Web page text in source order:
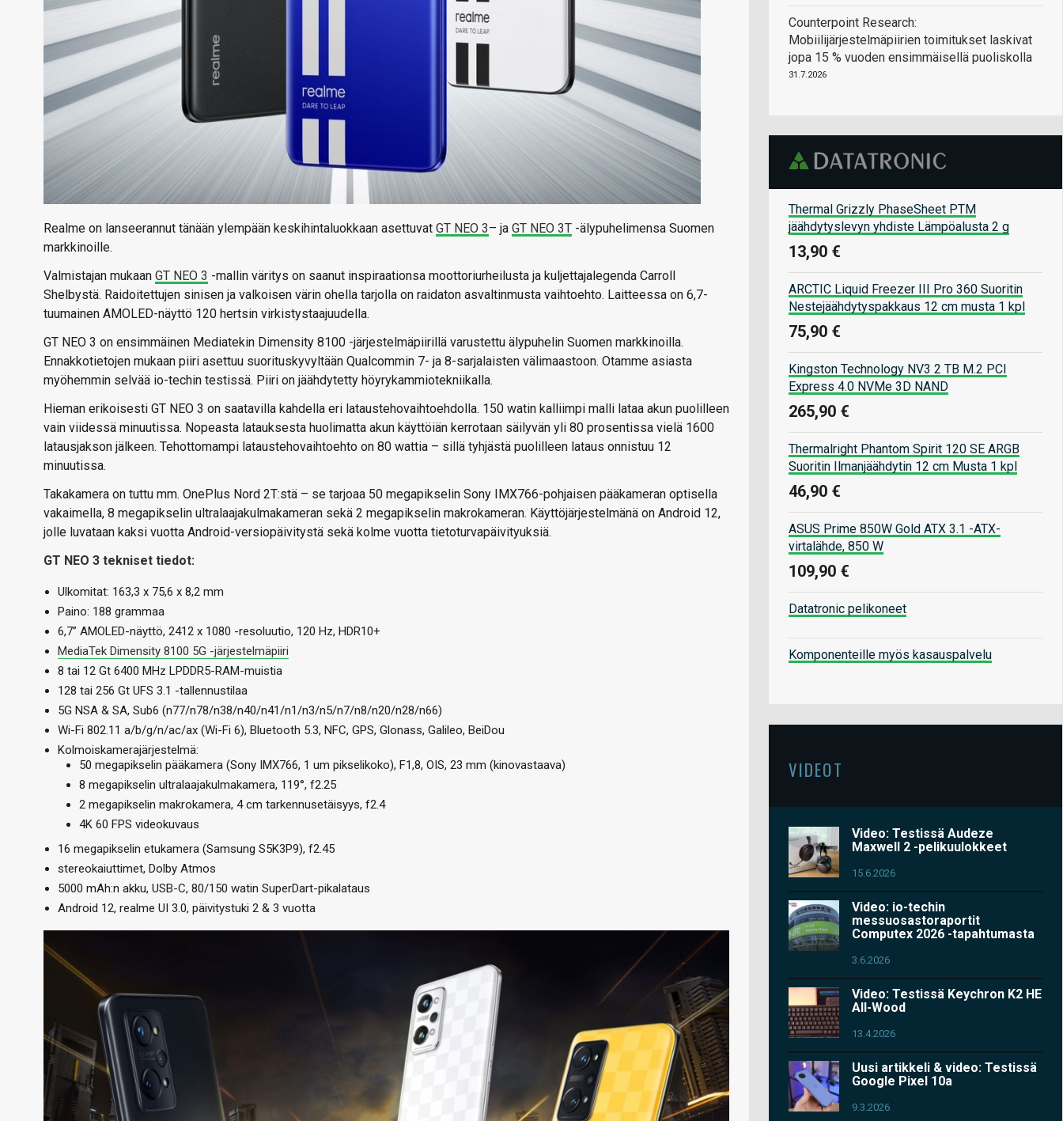
Realme on lanseerannut tänään ylempään keskihintaluokkaan asettuvat GT NEO 3– ja GT NEO 3T -älypuhelimensa Suomen
markkinoille.
Valmistajan mukaan GT NEO 3 -mallin väritys on saanut inspiraationsa moottoriurheilusta ja kuljettajalegenda Carroll
Shelbystä. Raidoitettujen sinisen ja valkoisen värin ohella tarjolla on raidaton asvaltinmusta vaihtoehto. Laitteessa on 6,7-
tuumainen AMOLED-näyttö 120 hertsin virkistystaajuudella.
GT NEO 3 on ensimmäinen Mediatekin Dimensity 8100 -järjestelmäpiirillä varustettu älypuhelin Suomen markkinoilla.
Ennakkotietojen mukaan piiri asettuu suorituskyvyltään Qualcommin 7- ja 8-sarjalaisten välimaastoon. Otamme asiasta
myöhemmin selvää io-techin testissä. Piiri on jäähdytetty höyrykammiotekniikalla.
Hieman erikoisesti GT NEO 3 on saatavilla kahdella eri lataustehovaihtoehdolla. 150 watin kalliimpi malli lataa akun puolilleen
vain viidessä minuutissa. Nopeasta latauksesta huolimatta akun käyttöiän kerrotaan säilyvän yli 80 prosentissa vielä 1600
latausjakson jälkeen. Tehottomampi lataustehovaihtoehto on 80 wattia – sillä tyhjästä puolilleen lataus onnistuu 12
minuutissa.
Takakamera on tuttu mm. OnePlus Nord 2T:stä – se tarjoaa 50 megapikselin Sony IMX766-pohjaisen pääkameran optisella
vakaimella, 8 megapikselin ultralaajakulmakameran sekä 2 megapikselin makrokameran. Käyttöjärjestelmänä on Android 12,
jolle luvataan kaksi vuotta Android-versiopäivitystä sekä kolme vuotta tietoturvapäivityuksiä.
GT NEO 3 tekniset tiedot:
Ulkomitat: 163,3 x 75,6 x 8,2 mm
Paino: 188 grammaa
6,7” AMOLED-näyttö, 2412 x 1080 -resoluutio, 120 Hz, HDR10+
MediaTek Dimensity 8100 5G -järjestelmäpiiri
8 tai 12 Gt 6400 MHz LPDDR5-RAM-muistia
128 tai 256 Gt UFS 3.1 -tallennustilaa
5G NSA & SA, Sub6 (n77/n78/n38/n40/n41/n1/n3/n5/n7/n8/n20/n28/n66)
Wi-Fi 802.11 a/b/g/n/ac/ax (Wi-Fi 6), Bluetooth 5.3, NFC, GPS, Glonass, Galileo, BeiDou
Kolmoiskamerajärjestelmä:
50 megapikselin pääkamera (Sony IMX766, 1 um pikselikoko), F1,8, OIS, 23 mm (kinovastaava)
8 megapikselin ultralaajakulmakamera, 119°, f2.25
2 megapikselin makrokamera, 4 cm tarkennusetäisyys, f2.4
4K 60 FPS videokuvaus
16 megapikselin etukamera (Samsung S5K3P9), f2.45
stereokaiuttimet, Dolby Atmos
5000 mAh:n akku, USB-C, 80/150 watin SuperDart-pikalataus
Android 12, realme UI 3.0, päivitystuki 2 & 3 vuotta
Counterpoint Research:
Mobiilijärjestelmäpiirien toimitukset laskivat
jopa 15 % vuoden ensimmäisellä puoliskolla
31.7.2026
Thermal Grizzly PhaseSheet PTM
jäähdytyslevyn yhdiste Lämpöalusta 2 g
13,90 €
ARCTIC Liquid Freezer III Pro 360 Suoritin
Nestejäähdytyspakkaus 12 cm musta 1 kpl
75,90 €
Kingston Technology NV3 2 TB M.2 PCI
Express 4.0 NVMe 3D NAND
265,90 €
Thermalright Phantom Spirit 120 SE ARGB
Suoritin Ilmanjäähdytin 12 cm Musta 1 kpl
46,90 €
ASUS Prime 850W Gold ATX 3.1 -ATX-
virtalähde, 850 W
109,90 €
Datatronic pelikoneet
Komponenteille myös kasauspalvelu
VIDEOT
Video: Testissä Audeze
Maxwell 2 -pelikuulokkeet
15.6.2026
Video: io-techin
messuosastoraportit
Computex 2026 -tapahtumasta
3.6.2026
Video: Testissä Keychron K2 HE
All-Wood
13.4.2026
Uusi artikkeli & video: Testissä
Google Pixel 10a
9.3.2026